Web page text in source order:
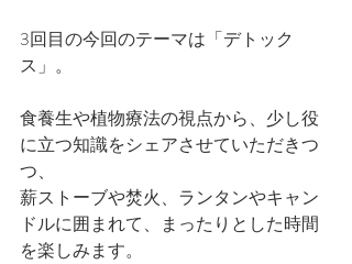
3回目の今回のテーマは「デトック
ス」。
食養生や植物療法の視点から、少し役
に立つ知識をシェアさせていただきつ
つ、
薪ストーブや焚火、ランタンやキャン
ドルに囲まれて、まったりとした時間
を楽しみます。